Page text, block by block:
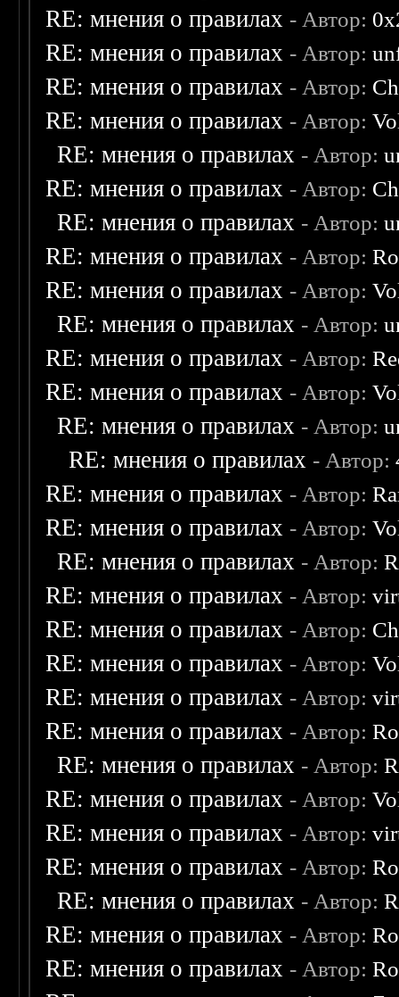
RE: мнения о правилах - Автор:
RE: мнения о правилах - Автор:
RE: мнения о правилах - Автор:
RE: мнения о правилах - Автор:
RE: мнения о правилах - Автор:
RE: мнения о правилах - Автор:
RE: мнения о правилах - Автор:
RE: мнения о правилах - Автор:
RE: мнения о правилах - Автор:
RE: мнения о правилах - Автор:
RE: мнения о правилах - Автор:
RE: мнения о правилах - Автор:
RE: мнения о правилах - Автор:
RE: мнения о правилах - Автор:
RE: мнения о правилах - Автор:
RE: мнения о правилах - Автор:
RE: мнения о правилах - Автор:
RE: мнения о правилах - Автор:
RE: мнения о правилах - Автор:
RE: мнения о правилах - Автор:
RE: мнения о правилах - Автор:
RE: мнения о правилах - Автор:
RE: мнения о правилах - Автор:
RE: мнения о правилах - Автор:
RE: мнения о правилах - Автор:
RE: мнения о правилах - Автор:
RE: мнения о правилах - Автор:
RE: мнения о правилах - Автор:
RE: мнения о правилах - Автор: